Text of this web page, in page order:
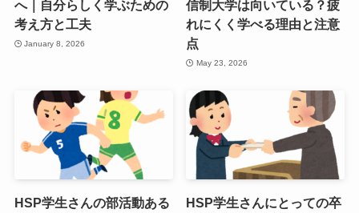
へ｜自分らしく学ぶための
考え方と工夫
January 8, 2026
信制大学は向いている？疲
れにくく学べる理由と注意
点
May 23, 2026
HSP学生さんの部活動ある
HSP学生さんにとっての卒